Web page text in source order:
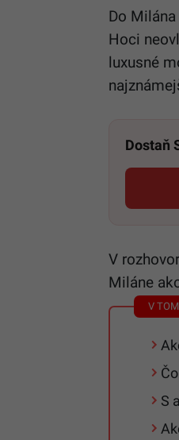
Do
Hoci
luxusné
Dostaň
V
Miláne
S